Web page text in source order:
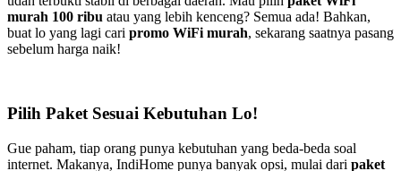
murah 100 ribu atau yang lebih kenceng? Semua ada! Bahkan,
buat lo yang lagi cari promo WiFi murah, sekarang saatnya pasang
sebelum harga naik!
Pilih Paket Sesuai Kebutuhan Lo!
Gue paham, tiap orang punya kebutuhan yang beda-beda soal
internet. Makanya, IndiHome punya banyak opsi, mulai dari paket